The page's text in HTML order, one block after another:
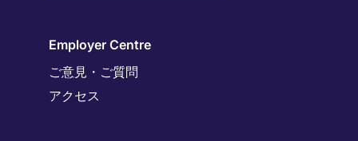
Employer Centre
ご意見・ご質問
アクセス